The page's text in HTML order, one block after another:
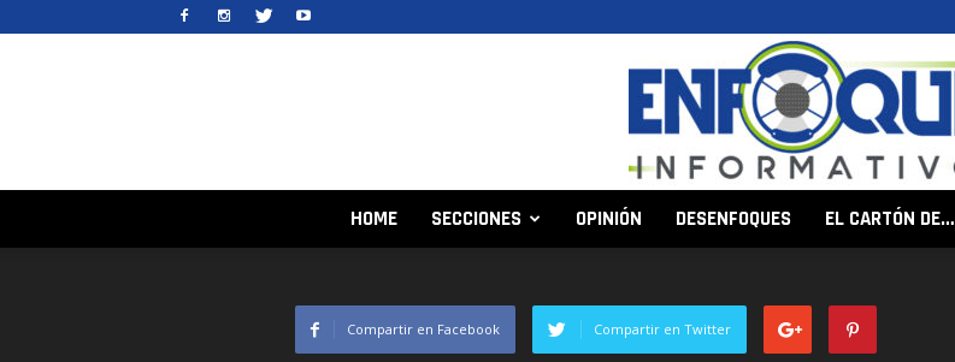
HOME SECCIONES OPINIÓN DESENFOQUES EL CARTÓN DE…
Compartir en Facebook Compartir en Twitter